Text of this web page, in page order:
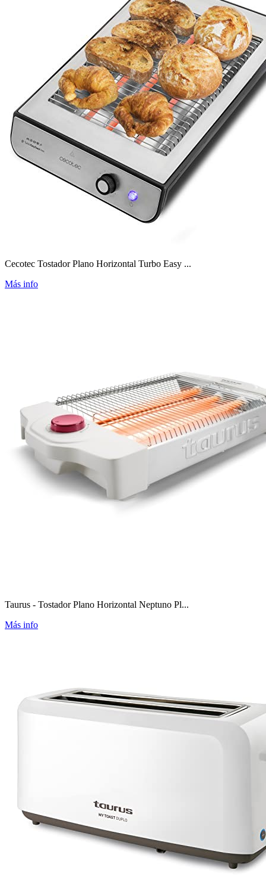
Cecotec Tostador Plano Horizontal Turbo Easy ...
Más info
Taurus - Tostador Plano Horizontal Neptuno Pl...
Más info